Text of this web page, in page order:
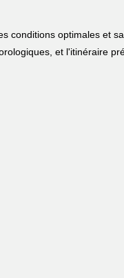
conditions optimales et
et l'itinéraire